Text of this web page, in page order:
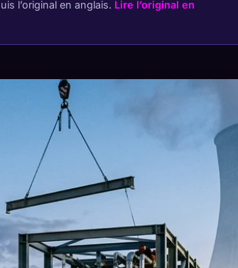
l’original en anglais. Lire l’original en